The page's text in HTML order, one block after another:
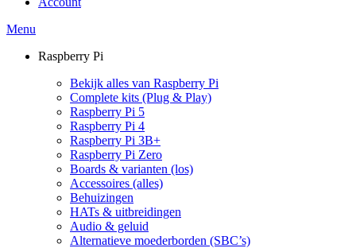
Menu
Raspberry Pi
Bekijk alles van Raspberry Pi
Complete kits (Plug & Play)
Raspberry Pi 5
Raspberry Pi 4
Raspberry Pi 3B+
Raspberry Pi Zero
Boards & varianten (los)
Accessoires (alles)
Behuizingen
HATs & uitbreidingen
Audio & geluid
Alternatieve moederborden (SBC’s)